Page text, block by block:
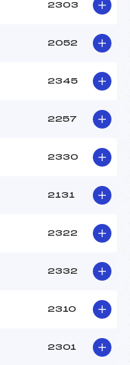
2303
2052
2345
2257
2330
2131
2322
2332
2310
2301